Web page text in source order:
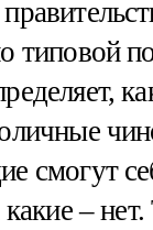
типовой
смогут
– нет.